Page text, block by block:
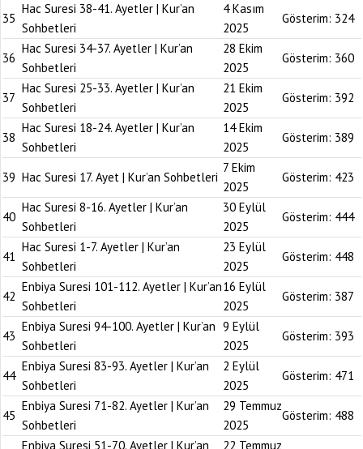
35
Hac Suresi 38-41. Ayetler | Kur’an
Sohbetleri
4 Kasım
2025
Gösterim: 324
36
Hac Suresi 34-37. Ayetler | Kur’an
Sohbetleri
28 Ekim
2025
Gösterim: 360
37
Hac Suresi 25-33. Ayetler | Kur’an
Sohbetleri
21 Ekim
2025
Gösterim: 392
38
Hac Suresi 18-24. Ayetler | Kur’an
Sohbetleri
14 Ekim
2025
Gösterim: 389
39 Hac Suresi 17. Ayet | Kur’an Sohbetleri
7 Ekim
2025
Gösterim: 423
40
Hac Suresi 8-16. Ayetler | Kur’an
Sohbetleri
30 Eylül
2025
Gösterim: 444
41
Hac Suresi 1-7. Ayetler | Kur’an
Sohbetleri
23 Eylül
2025
Gösterim: 448
42
Enbiya Suresi 101-112. Ayetler | Kur’an
Sohbetleri
16 Eylül
2025
Gösterim: 387
43
Enbiya Suresi 94-100. Ayetler | Kur’an
Sohbetleri
9 Eylül
2025
Gösterim: 393
44
Enbiya Suresi 83-93. Ayetler | Kur’an
Sohbetleri
2 Eylül
2025
Gösterim: 471
45
Enbiya Suresi 71-82. Ayetler | Kur’an
Sohbetleri
29 Temmuz
2025
Gösterim: 488
Enbiya Suresi 51-70. Ayetler | Kur’an 22 Temmuz